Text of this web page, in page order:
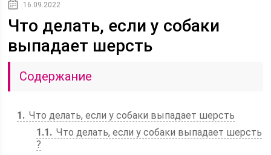
16.09.2022
Что делать, если у собаки
выпадает шерсть
Содержание
1
Что делать, если у собаки выпадает шерсть
1.1
Что делать, если у собаки выпадает шерсть
?